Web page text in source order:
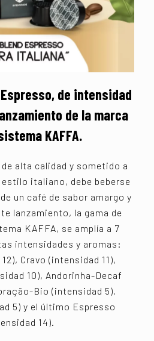
de intensidad
de la marca
KAFFA.
alta calidad y sometido a
italiano, debe beberse
un café de sabor amargo y
lanzamiento, la gama de
KAFFA, se amplía a 7
intensidades y aromas:
Cravo (intensidad 11),
10), Andorinha-Decaf
Bio (intensidad 5),
5) y el último Espresso
14).